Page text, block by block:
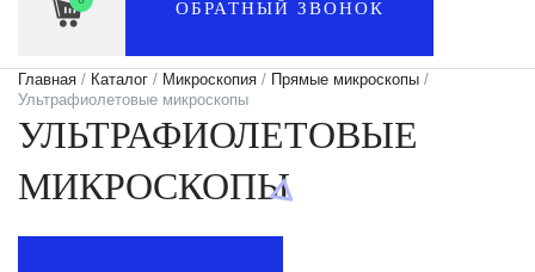
ОБРАТНЫЙ ЗВОНОК
Главная / Каталог / Микроскопия / Прямые микроскопы /
Ультрафиолетовые микроскопы
УЛЬТРАФИОЛЕТОВЫЕ
МИКРОСКОПЫ